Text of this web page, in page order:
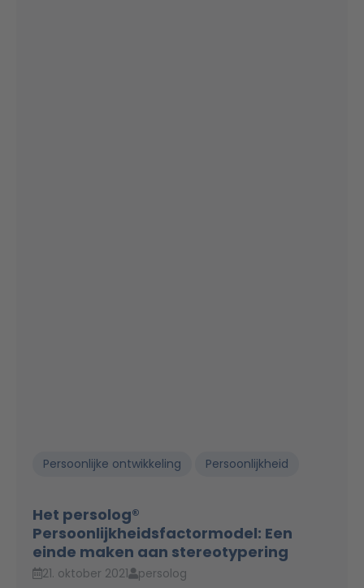
Persoonlijke ontwikkeling Persoonlijkheid
Het persolog®
Persoonlijkheidsfactormodel: Een
einde maken aan stereotypering
21. oktober 2021 persolog